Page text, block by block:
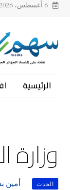
6 أغسطس، 2026
الرئيسية
وزارة
الحدث أمين